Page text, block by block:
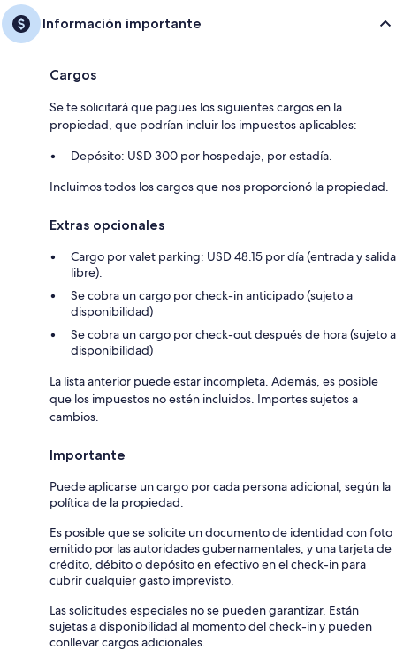
Información importante
Cargos
Se te solicitará que pagues los siguientes cargos en la
propiedad, que podrían incluir los impuestos aplicables:
Depósito: USD 300 por hospedaje, por estadía.
Incluimos todos los cargos que nos proporcionó la propiedad.
Extras opcionales
Cargo por valet parking: USD 48.15 por día (entrada y salida
libre).
Se cobra un cargo por check-in anticipado (sujeto a
disponibilidad)
Se cobra un cargo por check-out después de hora (sujeto a
disponibilidad)
La lista anterior puede estar incompleta. Además, es posible
que los impuestos no estén incluidos. Importes sujetos a
cambios.
Importante
Puede aplicarse un cargo por cada persona adicional, según la
política de la propiedad.
Es posible que se solicite un documento de identidad con foto
emitido por las autoridades gubernamentales, y una tarjeta de
crédito, débito o depósito en efectivo en el check-in para
cubrir cualquier gasto imprevisto.
Las solicitudes especiales no se pueden garantizar. Están
sujetas a disponibilidad al momento del check-in y pueden
conllevar cargos adicionales.